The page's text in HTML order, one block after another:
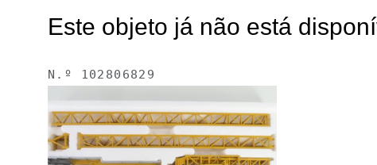
Este objeto já não está
N.º 102806829